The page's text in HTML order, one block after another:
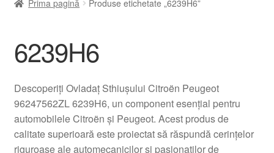
A lua legatura
Contul meu
Despre noi
Finalizare comandă
Prima pagină Produse etichetate „6239H6”
6239H6
Descoperiți Ovladaț Sthiușului Citroën Peugeot
96247562ZL 6239H6, un component esențial pentru
automobilele Citroën și Peugeot. Acest produs de
calitate superioară este proiectat să răspundă cerințelor
riguroase ale automecanicilor și pasionaților de